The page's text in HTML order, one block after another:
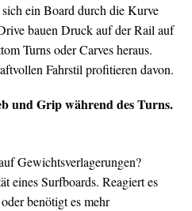
ein Board durch die Kurve
bauen Druck auf der Rail auf
Turns oder Carves heraus.
Fahrstil profitieren davon.
und Grip während des Turns.
Gewichtsverlagerungen?
eines Surfboards. Reagiert es
benötigt es mehr